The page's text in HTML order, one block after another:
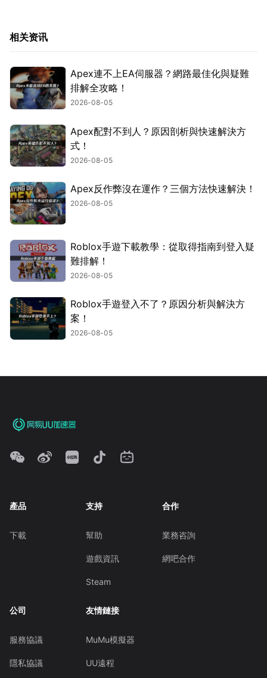
相关资讯
Apex連不上EA伺服器？網路最佳化與疑難
排解全攻略！
2026-08-05
Apex配對不到人？原因剖析與快速解決方
式！
2026-08-05
Apex反作弊沒在運作？三個方法快速解決！
2026-08-05
Roblox手遊下載教學：從取得指南到登入疑
難排解！
2026-08-05
Roblox手遊登入不了？原因分析與解決方
案！
2026-08-05
產品
下載
支持
幫助
遊戲資訊
Steam
合作
業務咨詢
網吧合作
公司
服務協議
隱私協議
友情鏈接
MuMu模擬器
UU遠程